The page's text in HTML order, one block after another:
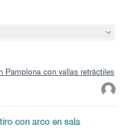
Pamplona con vallas retráctiles
con arco en sala